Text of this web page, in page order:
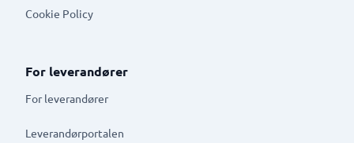
Cookie Policy
For leverandører
For leverandører
Leverandørportalen